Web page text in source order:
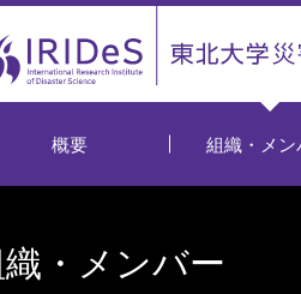
概要 組織・メン
・メンバー